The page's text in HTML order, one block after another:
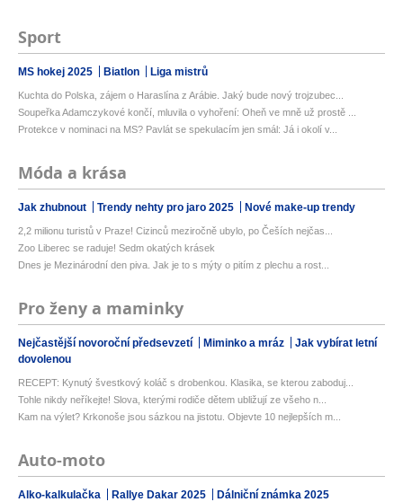
Sport
MS hokej 2025 Biatlon Liga mistrů
Kuchta do Polska, zájem o Haraslína z Arábie. Jaký bude nový trojzubec...
Soupeřka Adamczykové končí, mluvila o vyhoření: Oheň ve mně už prostě ...
Protekce v nominaci na MS? Pavlát se spekulacím jen smál: Já i okolí v...
Móda a krása
Jak zhubnout Trendy nehty pro jaro 2025 Nové make-up trendy
2,2 milionu turistů v Praze! Cizinců meziročně ubylo, po Češích nejčas...
Zoo Liberec se raduje! Sedm okatých krásek
Dnes je Mezinárodní den piva. Jak je to s mýty o pitím z plechu a rost...
Pro ženy a maminky
Nejčastější novoroční předsevzetí Miminko a mráz
Jak vybírat letní
dovolenou
RECEPT: Kynutý švestkový koláč s drobenkou. Klasika, se kterou zaboduj...
Tohle nikdy neříkejte! Slova, kterými rodiče dětem ubližují ze všeho n...
Kam na výlet? Krkonoše jsou sázkou na jistotu. Objevte 10 nejlepších m...
Auto-moto
Alko-kalkulačka Rallye Dakar 2025 Dálniční známka 2025